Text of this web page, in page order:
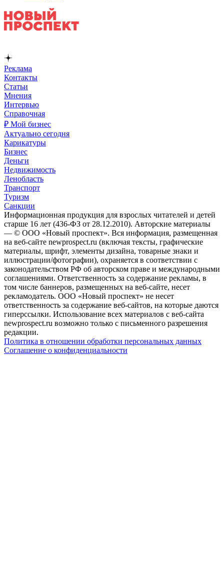
Реклама
Контакты
Статьи
Мнения
Интервью
Справочная
₽ Мой бизнес
Актуально сегодня
Карикатуры
Бизнес
Деньги
Недвижимость
Ленобласть
Транспорт
Туризм
Санкции
Информационная продукция для взрослых читателей и детей
старше 16 лет (436-ФЗ от 28.12.2010). Авторские материалы
— © ООО «Новый проспект». Вся информация, размещенная
на веб-сайте newprospect.ru (включая тексты, графические
материалы, шрифт, элементы дизайна, товарные знаки и
иллюстрации/фотографии), охраняется в соответствии с
законодательством РФ об авторском праве и международными
соглашениями. Ответственность за содержание рекламы, в
том числе баннеров, размещенных на веб-сайте, несет
рекламодатель. ООО «Новый проспект» не несет
ответственность за содержание веб-сайтов, на которые даются
гиперссылки. Использование всех материалов с веб-сайта
newprospect.ru возможно только с письменного разрешения
редакции.
Политика в отношении обработки персональных данных
Соглашение о конфиденциальности